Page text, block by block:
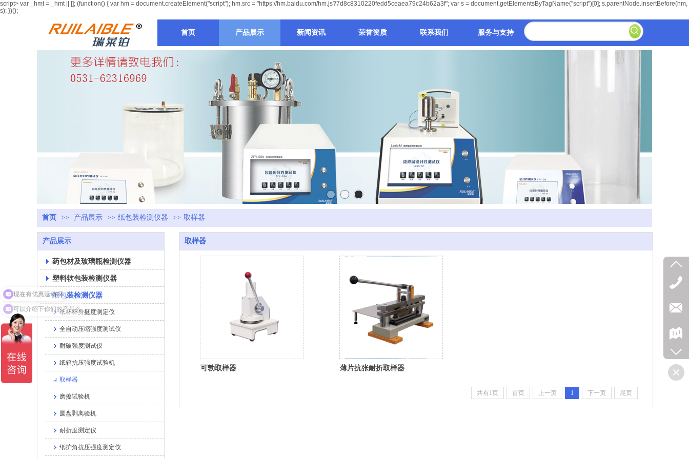
script> var _hmt = _hmt || []; (function() { var hm = document.createElement("script"); hm.src = "https://hm.baidu.com/hm.js?7d8c8310220fedd5ceaea79c24b62a3f"; var s = document.getElementsByTagName("script")[0]; s.parentNode.insertBefore(hm,
s); })();
首页 产品展示 新闻资讯 荣誉资质 联系我们 服务与支持
首页 >> 产品展示 >> 纸包装检测仪器 >> 取样器
产品展示
药包材及玻璃瓶检测仪器
塑料软包装检测仪器
纸包装检测仪器
纸杯杯身挺度测定仪
全自动压缩强度测试仪
耐破强度测试仪
纸箱抗压强度试验机
取样器
磨擦试验机
圆盘剥离验机
耐折度测定仪
纸护角抗压强度测定仪
取样器
可勃取样器 薄片抗张耐折取样器
共有1页 首页 上一页 1 下一页 尾页
可以介绍下你们的产品么
现在有优惠活动吗